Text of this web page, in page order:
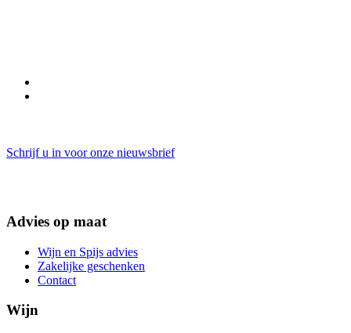
Schrijf u in voor onze nieuwsbrief
Advies op maat
Wijn en Spijs advies
Zakelijke geschenken
Contact
Wijn